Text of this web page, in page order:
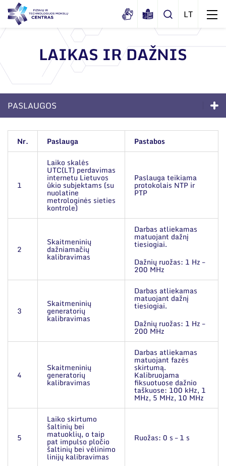
Apie mus
Sertifikatai ir akreditavimo pažymėjimai
Viešieji pirkimai
Korupcijos prevencija
Duomenų apsauga
Darbuotojams
Nuorodos
Narystė nacionalinėse ir tarptautinėse
organizacijose bei asociacijose
Struktūra
Administraciniai skyriai
Moksliniai skyriai
Mokslo taryba
Tarptautinė patarėjų taryba
Mokslininkai emeritai
Naujienos
Renginiai
Tinklalaidės
Leidiniai
Bendri rekvizitai
Administracija
Darbuotojų kontaktai
LAIKAS IR DAŽNIS
PASLAUGOS
Paslaugos
Sprendimai verslui
Akredituotos paslaugos
Technologijų perdavimas
ES parama
Susisiekite su mumis
Nr. Paslauga Pastabos
1
Laiko skalės
UTC(LT) perdavimas
internetu Lietuvos
ūkio subjektams (su
nuolatine
metrologinės sieties
kontrole)
Paslauga teikiama
protokolais NTP ir
PTP
2
Skaitmeninių
dažniamačių
kalibravimas
Darbas atliekamas
matuojant dažnį
tiesiogiai.
Dažnių ruožas: 1 Hz –
200 MHz
3
Skaitmeninių
generatorių
kalibravimas
Darbas atliekamas
matuojant dažnį
tiesiogiai.
Dažnių ruožas: 1 Hz –
200 MHz
4
Skaitmeninių
generatorių
kalibravimas
Darbas atliekamas
matuojant fazės
skirtumą.
Kalibruojama
fiksuotuose dažnio
taškuose: 100 kHz, 1
MHz, 5 MHz, 10 MHz
5
Laiko skirtumo
šaltinių bei
matuoklių, o taip
pat impulso pločio
šaltinių bei vėlinimo
linijų kalibravimas
Ruožas: 0 s – 1 s